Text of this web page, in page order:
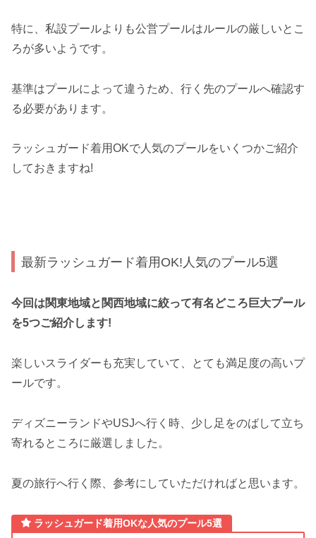
特に、私設プールよりも公営プールはルールの厳しいとこ
ろが多いようです。
基準はプールによって違うため、行く先のプールへ確認す
る必要があります。
ラッシュガード着用OKで人気のプールをいくつかご紹介
しておきますね!
最新ラッシュガード着用OK!人気のプール5選
今回は関東地域と関西地域に絞って有名どころ巨大プール
を5つご紹介します!
楽しいスライダーも充実していて、とても満足度の高いプ
ールです。
ディズニーランドやUSJへ行く時、少し足をのばして立ち
寄れるところに厳選しました。
夏の旅行へ行く際、参考にしていただければと思います。
ラッシュガード着用OKな人気のプール5選